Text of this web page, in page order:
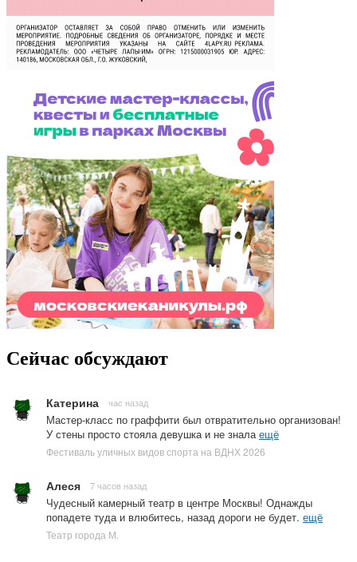
Сейчас обсуждают
Катерина час назад
Мастер-класс по граффити был отвратительно организован!
У стены просто стояла девушка и не знала ещё
Фестиваль уличных видов спорта на ВДНХ 2026
Алеся 7 часов назад
Чудесный камерный театр в центре Москвы! Однажды
попадете туда и влюбитесь, назад дороги не будет. ещё
Театр города М.